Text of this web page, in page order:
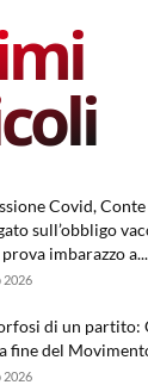
Covid, Conte
sull’obbligo
imbarazzo a...
2026
di un partito:
fine del
2026